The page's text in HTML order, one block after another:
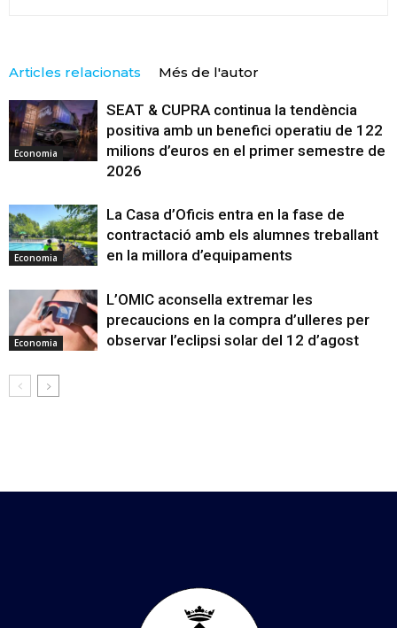
Articles relacionats Més de l'autor
Economia
SEAT & CUPRA continua la tendència
positiva amb un benefici operatiu de 122
milions d’euros en el primer semestre de
2026
Economia
La Casa d’Oficis entra en la fase de
contractació amb els alumnes treballant
en la millora d’equipaments
Economia
L’OMIC aconsella extremar les
precaucions en la compra d’ulleres per
observar l’eclipsi solar del 12 d’agost